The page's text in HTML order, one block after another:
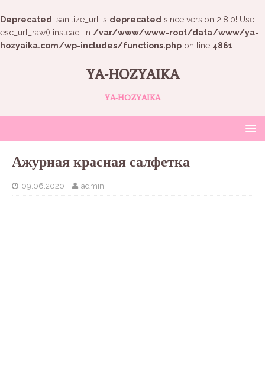
Deprecated : sanitize_url is deprecated since version 2.8.0! Use
esc_url_raw() instead. in /var/www/www-root/data/www/ya-
hozyaika.com/wp-includes/functions.php on line 4861
YA-HOZYAIKA
YA-HOZYAIKA
Ажурная красная салфетка
09.06.2020 admin